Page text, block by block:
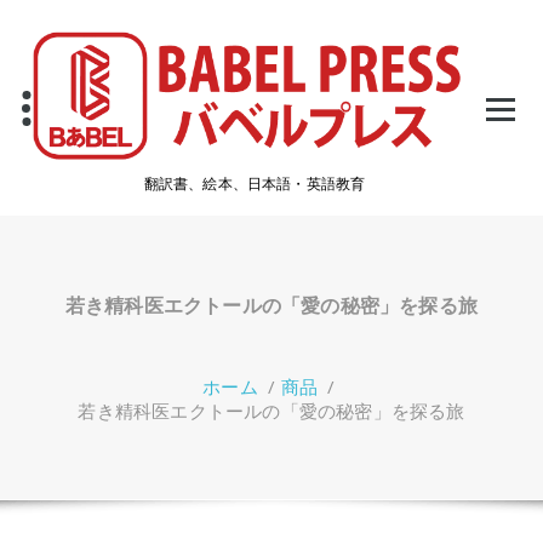
翻訳書、絵本、日本語・英語教育
若き精科医エクトールの「愛の秘密」を探る旅
ホーム / 商品 /
若き精科医エクトールの「愛の秘密」を探る旅